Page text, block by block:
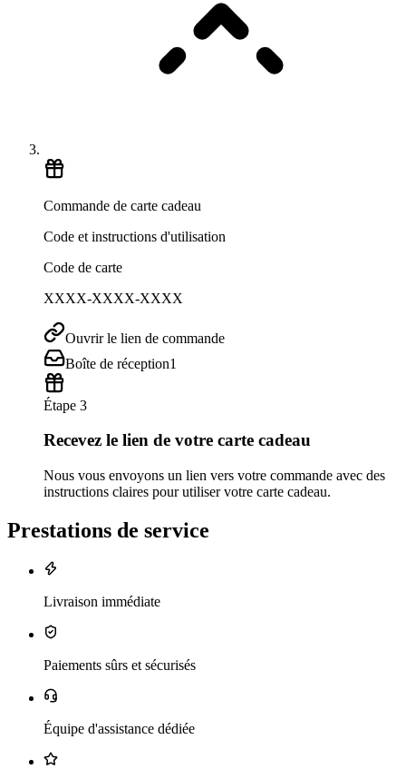
Commande de carte cadeau
Code et instructions d'utilisation
Code de carte
XXXX-XXXX-XXXX
Ouvrir le lien de commande
Boîte de réception1
Étape 3
Recevez le lien de votre carte cadeau
Nous vous envoyons un lien vers votre commande avec des
instructions claires pour utiliser votre carte cadeau.
Prestations de service
Livraison immédiate
Paiements sûrs et sécurisés
Équipe d'assistance dédiée